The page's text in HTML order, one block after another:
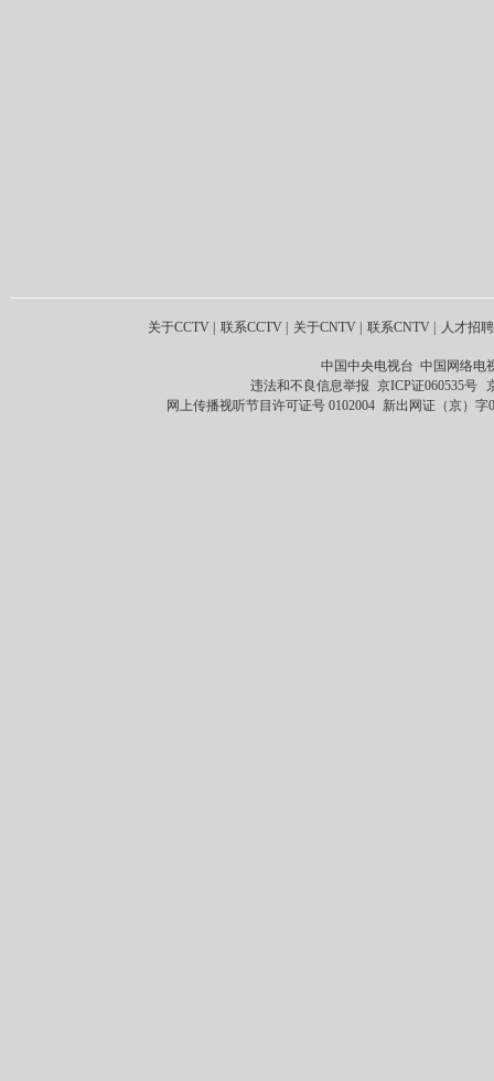
关于CCTV | 联系CCTV | 关于CNTV | 联系CNTV | 人才招聘
中国中央电视台 中国网络电
违法和不良信息举报 京ICP证060535号
网上传播视听节目许可证号 0102004 新出网证（京）